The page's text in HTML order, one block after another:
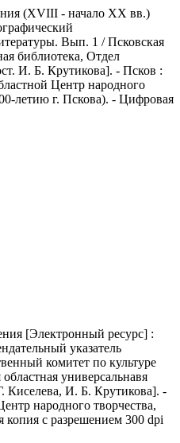
(XVIII - начало XX вв.)
Вып. 1 / Псковская
библиотека, Отдел
И. Б. Крутикова]. - Псков :
Центр народного
летию г. Пскова). - Цифровая
[Электронный ресурс] :
указатель
комитет по культуре
универсальнавя
Киселева, И. Б. Крутикова]. -
народного творчества,
копия с разрешением 300 dpi